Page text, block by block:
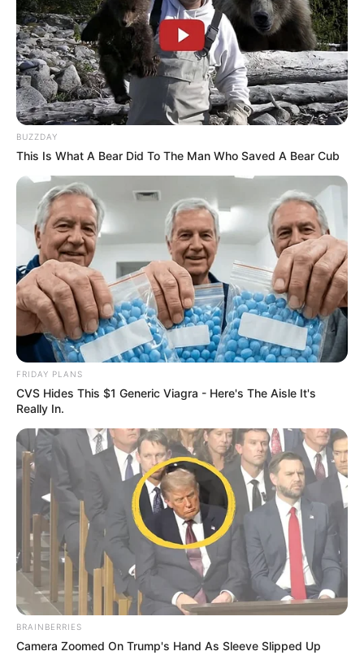
BUZZDAY
This Is What A Bear Did To The Man Who Saved A Bear Cub
FRIDAY PLANS
CVS Hides This $1 Generic Viagra - Here's The Aisle It's
Really In.
BRAINBERRIES
Camera Zoomed On Trump's Hand As Sleeve Slipped Up